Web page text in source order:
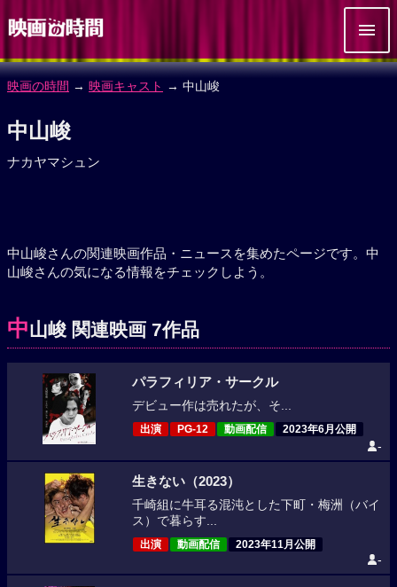
映画の時間 → 映画キャスト → 中山峻
中山峻
ナカヤマシュン
中山峻さんの関連映画作品・ニュースを集めたページです。中
山峻さんの気になる情報をチェックしよう。
中山峻 関連映画 7作品
パラフィリア・サークル
デビュー作は売れたが、そ...
出演 PG-12 動画配信 2023年6月公開
-
生きない（2023）
千崎組に牛耳る混沌とした下町・梅洲（バイ
ス）で暮らす...
出演 動画配信 2023年11月公開
-